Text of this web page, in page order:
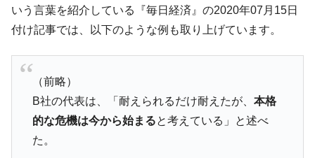
『Money1』
【米韓激突案件】韓国消費者院が『クーパ
ン』1人当たり賠償10万ウォンを認定 ⇒ 総額3兆7,000億
『Money1』
「KDDX」1番艦、2032年竣工と公示
『Money1』
【対日本円】ウォン安が急進！ 日米の協調
に韓国がいっちょがみしたのでは。
『Money1』
いう言葉を紹介している『毎日経済』の2020年07月15日
付け記事では、以下のような例も取り上げています。
（前略）
B社の代表は、「耐えられるだけ耐えたが、 本格
的な危機は今から始まると考えている」と述べ
た。